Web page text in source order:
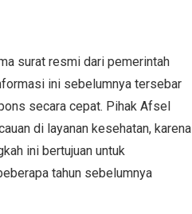
surat resmi dari pemerintah
ini sebelumnya tersebar
secara cepat. Pihak Afsel
di layanan kesehatan, karena
ini bertujuan untuk
tahun sebelumnya